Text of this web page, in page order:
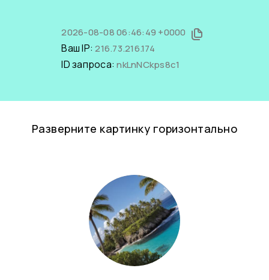
2026-08-08 06:46:49 +0000
Ваш IP:216.73.216.174
ID запроса:nkLnNCkps8c1
Разверните картинку горизонтально